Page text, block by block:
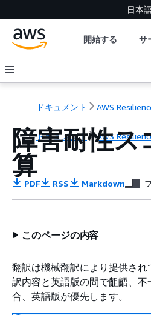
日本
開始する サ
ドキュメント AWS
ドキュメント AWS
障害耐性ス
算
PDF RSS Markdown
このページの内容
翻訳は機械翻訳により提供さ
訳内容と英語版の間で齟齬、
合、英語版が優先します。